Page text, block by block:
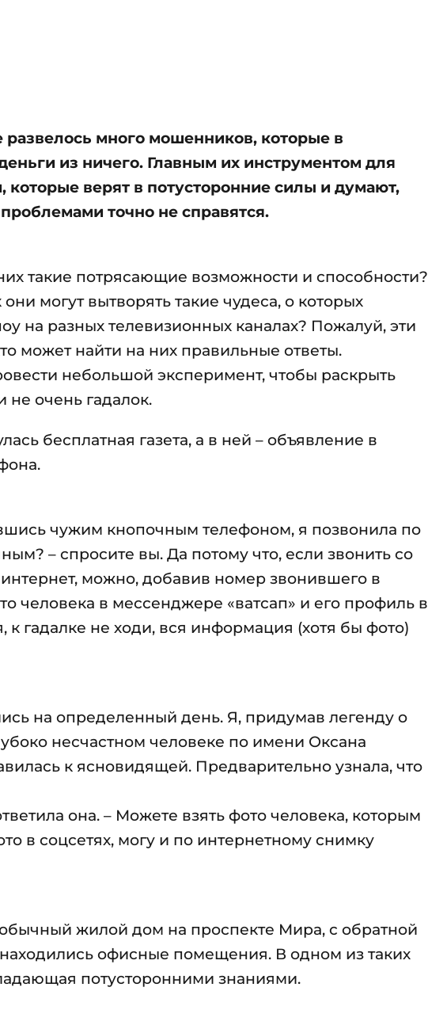
много мошенников, которые в
из ничего. Главным их инструментом для
верят в потусторонние силы и думают,
точно не справятся.
такие потрясающие возможности и способности?
могут вытворять такие чудеса, о которых
на разных телевизионных каналах? Пожалуй, эти
может найти на них правильные ответы.
небольшой эксперимент, чтобы раскрыть
очень гадалок.
бесплатная газета, а в ней – объявление в
чужим кнопочным телефоном, я позвонила по
– спросите вы. Да потому что, если звонить со
можно, добавив номер звонившего в
человека в мессенджере «ватсап» и его профиль в
к гадалке не ходи, вся информация (хотя бы фото)
на определенный день. Я, придумав легенду о
несчастном человеке по имени Оксана
к ясновидящей. Предварительно узнала, что
она. – Можете взять фото человека, которым
в соцсетях, могу и по интернетному снимку
обычный жилой дом на проспекте Мира, с обратной
офисные помещения. В одном из таких
потусторонними знаниями.